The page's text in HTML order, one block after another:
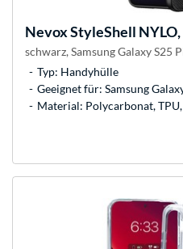
NevoxStyleShell
schwarz, Samsung Galaxy S25
Typ: Handyhülle
Geeignet für: Samsung
Material: Polycarbonat,